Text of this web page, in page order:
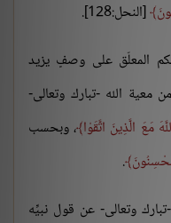
[النحل:128].
المعلّق على وصفٍ يزيد
معية الله -تبارك وتعالى-
مَعَ الَّذِينَ اتَّقَوْا ، وبحسب
.
وتعالى- عن قول نبيِّه